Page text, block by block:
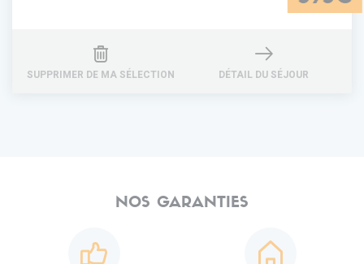
SUPPRIMER DE MA SÉLECTION DÉTAIL DU SÉJOUR
NOS GARANTIES